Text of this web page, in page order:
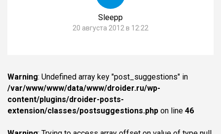
Sleepp
20 августа 2012 в 12:22
Warning: Undefined array key "post_suggestions" in
/var/www/www/data/www/droider.ru/wp-
content/plugins/droider-posts-
extension/classes/postsuggestions.php on line 46